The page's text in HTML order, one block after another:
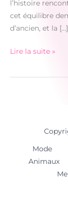
l’histoire
cet équilibre
d’ancien, et la […]
sa
Lire la suite »
Mode
Animaux